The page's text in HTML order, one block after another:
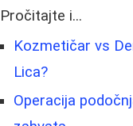
Pročitajte i...
Kozmetičar vs
Lica?
Operacija